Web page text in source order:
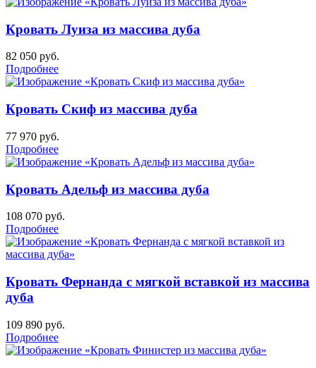
Кровать Луиза из массива дуба
82 050 руб.
Подробнее
Кровать Скиф из массива дуба
77 970 руб.
Подробнее
Кровать Адельф из массива дуба
108 070 руб.
Подробнее
Кровать Фернанда с мягкой вставкой из массива
дуба
109 890 руб.
Подробнее